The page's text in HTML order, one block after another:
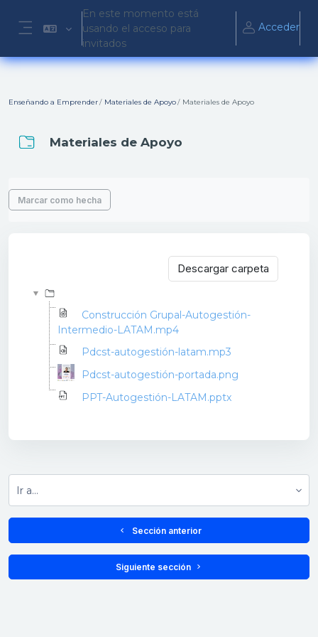
Salta al contenido principal
Panel lateral
En este momento está
usando el acceso para
invitados
Acceder
Enseñando a Emprender Materiales de Apoyo Materiales de Apoyo
Materiales de Apoyo
Marcar como hecha
Descargar carpeta
Construcción Grupal-Autogestión-
Intermedio-LATAM.mp4
Pdcst-autogestión-latam.mp3
Pdcst-autogestión-portada.png
PPT-Autogestión-LATAM.pptx
  Sección anterior
Siguiente sección